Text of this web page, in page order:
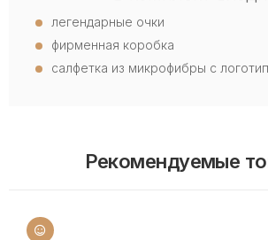
легендарные очки
фирменная коробка
салфетка из микрофибры с
Рекомендуемые